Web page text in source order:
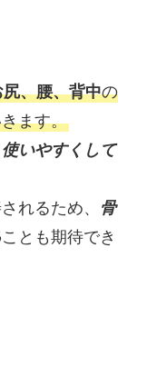
、腰、背中の
ます。
使いやすくして
れるため、
骨
ことも期待でき